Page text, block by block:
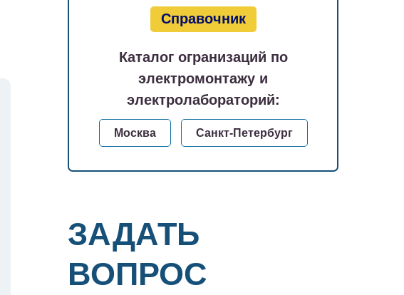
Справочник
Каталог огранизаций по
электромонтажу и
электролабораторий:
Москва Санкт-Петербург
ЗАДАТЬ
ВОПРОС